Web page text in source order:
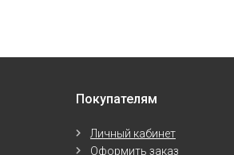
Покупателям
Личный кабинет
Оформить заказ